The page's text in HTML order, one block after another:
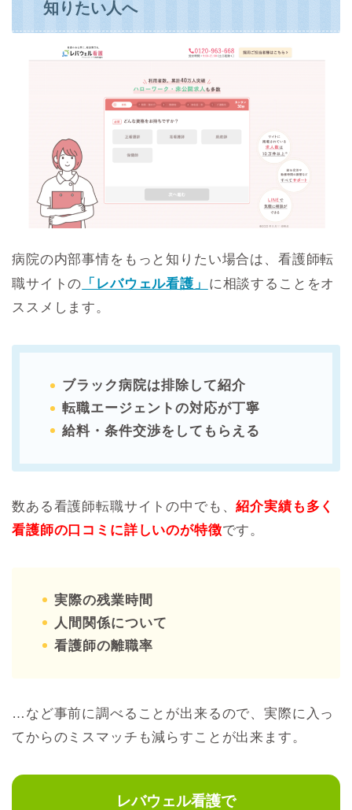
知りたい人へ
病院の内部事情をもっと知りたい場合は、看護師転
職サイトの 「レバウェル看護」
に相談することをオ
ススメします。
ブラック病院は排除して紹介
転職エージェントの対応が丁寧
給料・条件交渉をしてもらえる
数ある看護師転職サイトの中でも、紹介実績も多く
看護師の口コミに詳しいのが特徴です。
実際の残業時間
人間関係について
看護師の離職率
…など事前に調べることが出来るので、実際に入っ
てからのミスマッチも減らすことが出来ます。
レバウェル看護で